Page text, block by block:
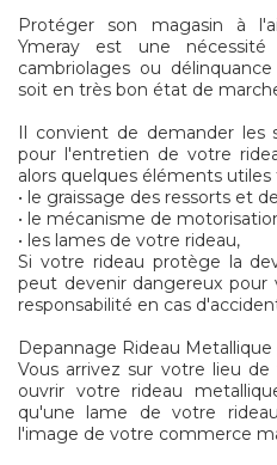
Protéger son magasin à
Ymeray est une
cambriolages ou
soit en très bon état de
Il convient de demander les
pour l'entretien de votre
alors quelques éléments utiles
• le graissage des ressorts et
• le mécanisme de
• les lames de votre rideau,
Si votre rideau protège la
peut devenir dangereux
responsabilité en cas
Depannage Rideau Metallique
Vous arrivez sur votre lieu
ouvrir votre rideau
qu'une lame de votre
l'image de votre commerce